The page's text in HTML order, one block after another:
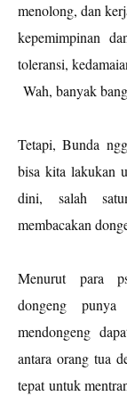
menolong, dan
kepemimpinan
toleransi,
Wah, banyak
Tetapi, Bunda
bisa kita lakukan
dini, salah
membacakan
Menurut para
dongeng
mendongeng
antara orang tua
tepat untuk